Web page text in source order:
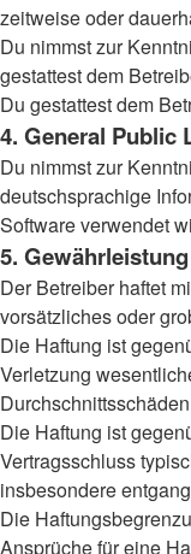
zeitweise oder
Du nimmst zur
gestattest dem
Du gestattest dem
4. General Public
Du nimmst zur
deutschsprachige
Software verwendet
5. Gewährleistung
Der Betreiber haftet
vorsätzliches oder
Die Haftung ist
Verletzung
Die Haftung ist
Vertragsschluss
insbesondere
Die
Ansprüche für eine